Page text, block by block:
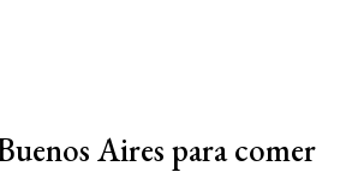
Aires para comer